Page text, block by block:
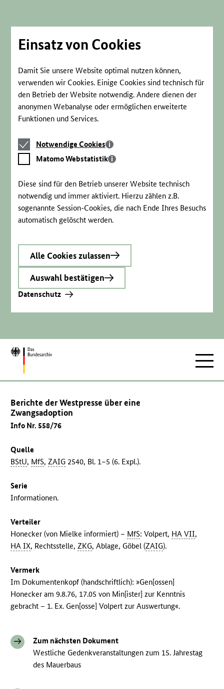
Einsatz von Cookies
Damit Sie unsere Website optimal nutzen können,
verwenden wir Cookies. Einige Cookies sind technisch für
den Betrieb der Website notwendig. Andere dienen der
anonymen Webanalyse oder ermöglichen erweiterte
Funktionen und Services.
Notwendige
Cookies
Notwendige Cookies
Matomo
Webstatistik
Matomo Webstatistik
Diese sind für den Betrieb unserer Website technisch
notwendig und immer aktiviert. Hierzu zählen z.B.
sogenannte Session-Cookies, die nach Ende Ihres Besuchs
automatisch gelöscht werden.
Alle Cookies zulassen
Auswahl bestätigen
Datenschutz
Zur
Berichte der Westpresse über eine
Zwangsadoption
Info Nr. 558/76
Quelle
BStU, MfS,ZAIG 2540, Bl. 1–5 (6. Expl.).
Serie
Informationen.
Verteiler
Honecker (von Mielke informiert) – MfS: Volpert, HA VII,
HA IX, Rechtsstelle,ZKG, Ablage, Göbel (ZAIG).
Vermerk
Im Dokumentenkopf (handschriftlich): »Gen[ossen]
Honecker am 9.8.76, 17.05 von Min[ister] zur Kenntnis
gebracht – 1. Ex. Gen[osse] Volpert zur Auswertung«.
Zum nächsten Dokument
Westliche Gedenkveranstaltungen zum 15. Jahrestag
des Mauerbaus